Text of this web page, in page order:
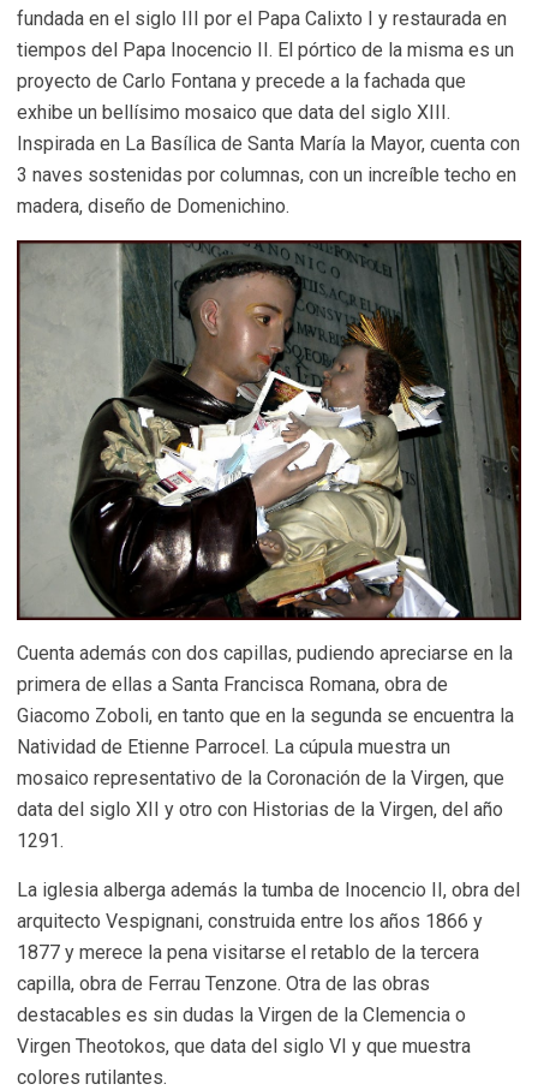
fundada en el siglo III por el Papa Calixto I y restaurada en
tiempos del Papa Inocencio II. El pórtico de la misma es un
proyecto de Carlo Fontana y precede a la fachada que
exhibe un bellísimo mosaico que data del siglo XIII.
Inspirada en La Basílica de Santa María la Mayor, cuenta con
3 naves sostenidas por columnas, con un increíble techo en
madera, diseño de Domenichino.
Cuenta además con dos capillas, pudiendo apreciarse en la
primera de ellas a Santa Francisca Romana, obra de
Giacomo Zoboli, en tanto que en la segunda se encuentra la
Natividad de Etienne Parrocel. La cúpula muestra un
mosaico representativo de la Coronación de la Virgen, que
data del siglo XII y otro con Historias de la Virgen, del año
1291.
La iglesia alberga además la tumba de Inocencio II, obra del
arquitecto Vespignani, construida entre los años 1866 y
1877 y merece la pena visitarse el retablo de la tercera
capilla, obra de Ferrau Tenzone. Otra de las obras
destacables es sin dudas la Virgen de la Clemencia o
Virgen Theotokos, que data del siglo VI y que muestra
colores rutilantes.